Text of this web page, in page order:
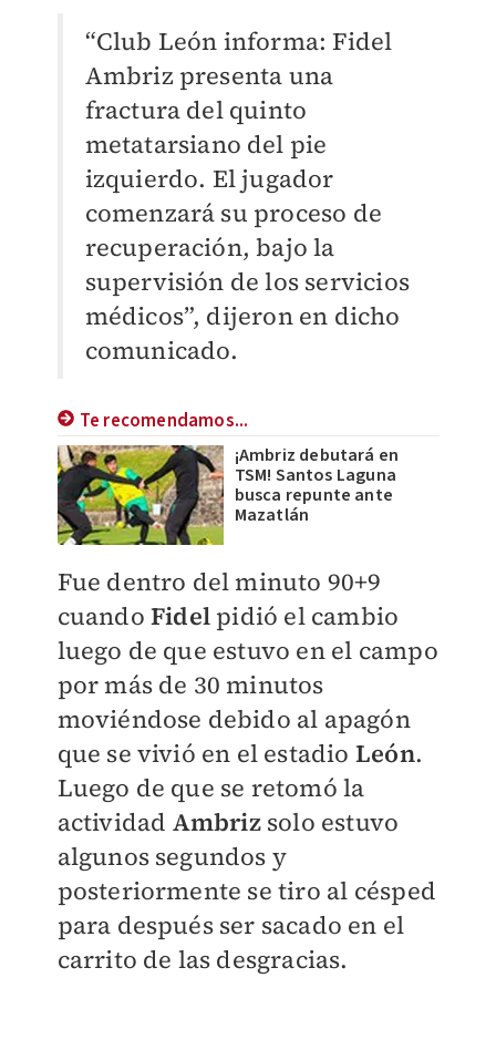
“Club León informa: Fidel
Ambriz presenta una
fractura del quinto
metatarsiano del pie
izquierdo. El jugador
comenzará su proceso de
recuperación, bajo la
supervisión de los servicios
médicos”, dijeron en dicho
comunicado.
Te recomendamos...
¡Ambriz debutará en
TSM! Santos Laguna
busca repunte ante
Mazatlán
Fue dentro del minuto 90+9
cuando Fidel pidió el cambio
luego de que estuvo en el campo
por más de 30 minutos
moviéndose debido al apagón
que se vivió en el estadio León.
Luego de que se retomó la
actividad Ambriz solo estuvo
algunos segundos y
posteriormente se tiro al césped
para después ser sacado en el
carrito de las desgracias.